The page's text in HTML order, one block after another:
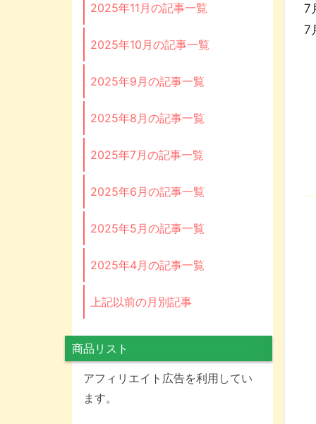
7
7
2025年11月の記事一覧
2025年10月の記事一覧
2025年9月の記事一覧
2025年8月の記事一覧
2025年7月の記事一覧
2025年6月の記事一覧
2025年5月の記事一覧
2025年4月の記事一覧
上記以前の月別記事
商品リスト
アフィリエイト広告を利用してい
ます。